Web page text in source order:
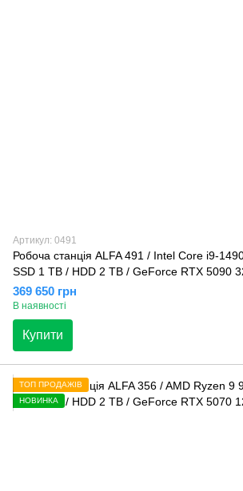
Артикул: 0491
Робоча станція ALFA 491 / Intel Core i9-
SSD 1 TB / HDD 2 TB / GeForce RTX 5090
369 650 грн
В наявності
Купити
ТОП ПРОДАЖІВ
НОВИНКА